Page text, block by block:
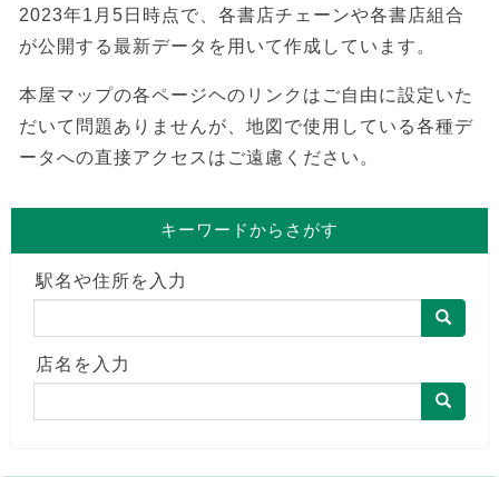
2023年1月5日時点で、各書店チェーンや各書店組合
が公開する最新データを用いて作成しています。
本屋マップの各ページヘのリンクはご自由に設定いた
だいて問題ありませんが、地図で使用している各種デ
ータへの直接アクセスはご遠慮ください。
キーワードからさがす
駅名や住所を入力
店名を入力